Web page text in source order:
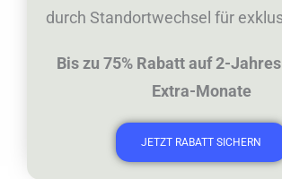
durch Standortwechsel für
Bis zu 75% Rabatt auf 2-
Extra-Monate
JETZT RABATT SICHERN